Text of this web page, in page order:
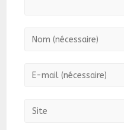
Enter
or
to
Enter
address
Saisir